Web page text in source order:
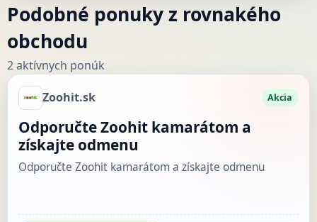
Podobné ponuky z rovnakého
obchodu
2 aktívnych ponúk
Zoohit.sk Akcia
Odporučte Zoohit kamarátom a
získajte odmenu
Odporučte Zoohit kamarátom a získajte odmenu